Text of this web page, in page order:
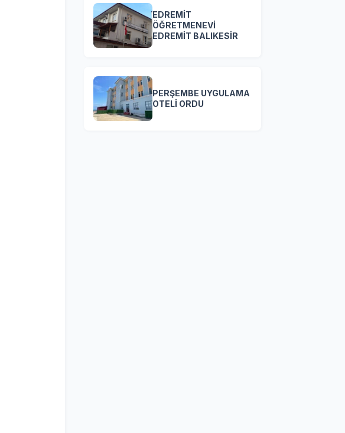
EDREMİT
ÖĞRETMENEVİ
EDREMİT BALIKESİR
PERŞEMBE UYGULAMA
OTELİ ORDU